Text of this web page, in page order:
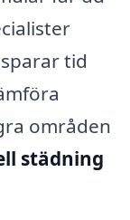
tid
områden
städning